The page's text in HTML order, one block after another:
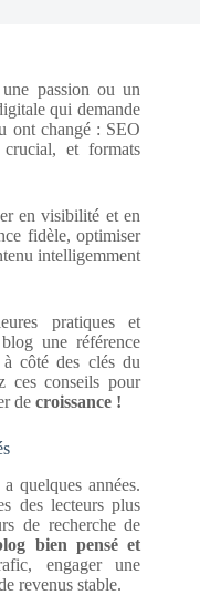
passion ou un
qui demande
ont changé : SEO
crucial, et formats
en visibilité et en
fidèle, optimiser
intelligemment
pratiques et
une référence
côté des clés du
ces conseils pour
de croissance !
quelques années.
des lecteurs plus
de recherche de
bien pensé et
engager une
revenus stable.